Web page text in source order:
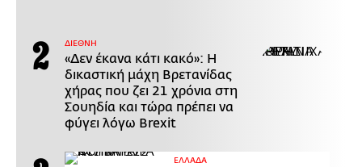
ΔΙΕΘΝΗ
«Δεν έκανα κάτι κακό»: Η
δικαστική μάχη Βρετανίδας
χήρας που ζει 21 χρόνια στη
Σουηδία και τώρα πρέπει να
φύγει λόγω Brexit
ΕΛΛΑΔΑ